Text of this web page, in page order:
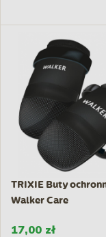
TRIXIE Buty
Walker Care
17,00 zł